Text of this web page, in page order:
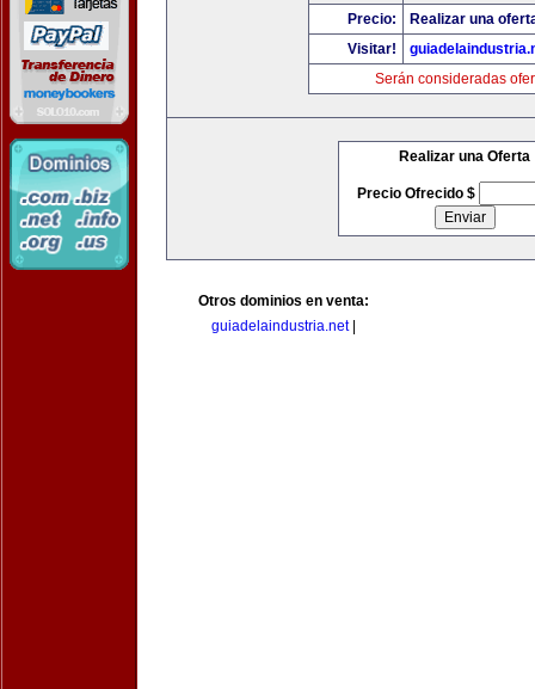
Precio:
Realizar una
Visitar!
Serán consideradas
Realizar una Oferta
Precio Ofrecido $
Otros dominios en venta:
guiadelaindustria.net|